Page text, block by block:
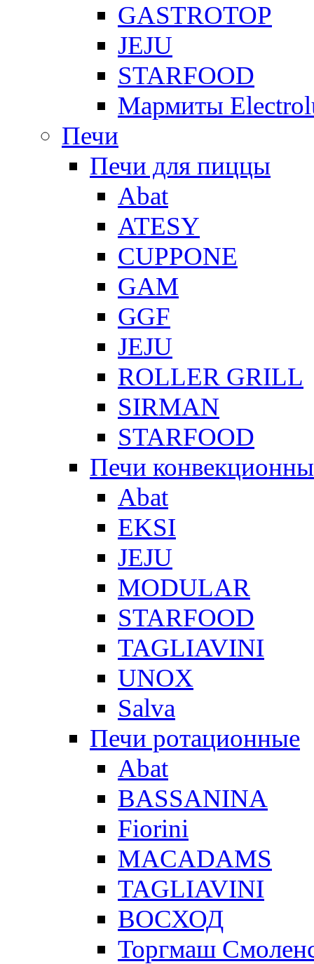
GASTROTOP
JEJU
STARFOOD
Мармиты
Печи
Печи для пиццы
Abat
ATESY
CUPPONE
GAM
GGF
JEJU
ROLLER GRILL
SIRMAN
STARFOOD
Печи
Abat
EKSI
JEJU
MODULAR
STARFOOD
TAGLIAVINI
UNOX
Salva
Печи ротационные
Abat
BASSANINA
Fiorini
MACADAMS
TAGLIAVINI
ВОСХОД
Торгмаш